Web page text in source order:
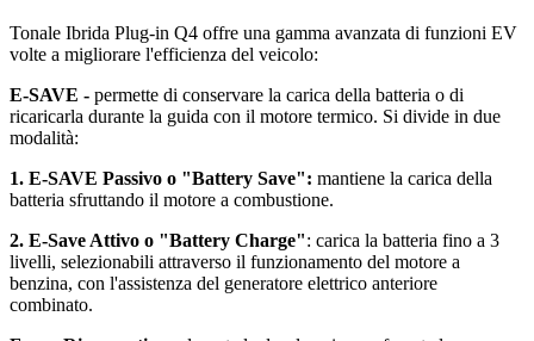
Tonale Ibrida Plug-in Q4 offre una gamma avanzata di funzioni EV
volte a migliorare l'efficienza del veicolo:
E-SAVE - permette di conservare la carica della batteria o di
ricaricarla durante la guida con il motore termico. Si divide in due
modalità:
1. E-SAVE Passivo o "Battery Save": mantiene la carica della
batteria sfruttando il motore a combustione.
2. E-Save Attivo o "Battery Charge": carica la batteria fino a 3
livelli, selezionabili attraverso il funzionamento del motore a
benzina, con l'assistenza del generatore elettrico anteriore
combinato.